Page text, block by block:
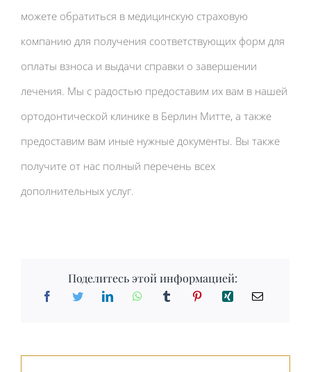
можете обратиться в медицинскую страховую
компанию для получения соответствующих форм для
оплаты взноса и выдачи справки о завершении
лечения. Мы с радостью предоставим их вам в нашей
ортодонтической клинике в Берлин Митте, а также
предоставим вам иные нужные документы. Вы также
получите от нас полный перечень всех
дополнительных услуг.
Поделитесь этой информацией: